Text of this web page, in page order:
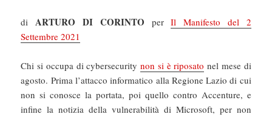
diARTURO DI CORINTO perIl Manifesto del 2
Settembre 2021
Chi si occupa di cybersecuritynon si è riposato nel mese di
agosto. Prima l’attacco informatico alla Regione Lazio di cui
non si conosce la portata, poi quello contro Accenture, e
infine la notizia della vulnerabilità di Microsoft, per non